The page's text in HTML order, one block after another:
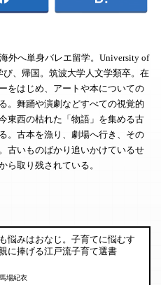
外へ単身バレエ留学。University of
び、帰国。筑波大学人文学類卒。在
をはじめ、アートや本についての
。舞踊や演劇などすべての視覚的
東西の枯れた「物語」を集める古
。古本を漁り、劇場へ行き、その
古いものばかり追いかけているせ
ら取り残されている。
悩みはおなじ。子育てに悩むす
に捧げる江戸流子育て選書
馬場紀衣